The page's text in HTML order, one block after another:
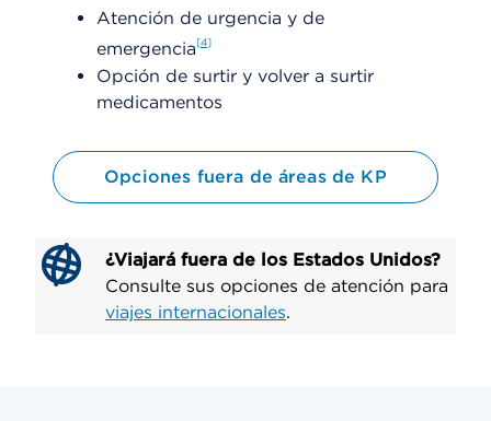
Atención de urgencia y de
emergencia 4
Opción de surtir y volver a surtir
medicamentos
Opciones fuera de áreas de KP
¿Viajará fuera de los Estados Unidos?
Consulte sus opciones de atención para
viajes internacionales.